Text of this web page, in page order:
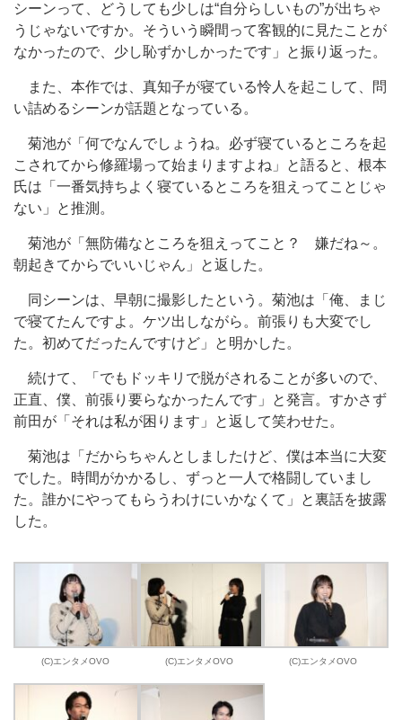
シーンって、どうしても少しは“自分らしいもの”が出ちゃ
うじゃないですか。そういう瞬間って客観的に見たことが
なかったので、少し恥ずかしかったです」と振り返った。
また、本作では、真知子が寝ている怜人を起こして、問
い詰めるシーンが話題となっている。
菊池が「何でなんでしょうね。必ず寝ているところを起
こされてから修羅場って始まりますよね」と語ると、根本
氏は「一番気持ちよく寝ているところを狙えってことじゃ
ない」と推測。
菊池が「無防備なところを狙えってこと？ 嫌だね～。
朝起きてからでいいじゃん」と返した。
同シーンは、早朝に撮影したという。菊池は「俺、まじ
で寝てたんですよ。ケツ出しながら。前張りも大変でし
た。初めてだったんですけど」と明かした。
続けて、「でもドッキリで脱がされることが多いので、
正直、僕、前張り要らなかったんです」と発言。すかさず
前田が「それは私が困ります」と返して笑わせた。
菊池は「だからちゃんとしましたけど、僕は本当に大変
でした。時間がかかるし、ずっと一人で格闘していまし
た。誰かにやってもらうわけにいかなくて」と裏話を披露
した。
(C)エンタメOVO (C)エンタメOVO (C)エンタメOVO